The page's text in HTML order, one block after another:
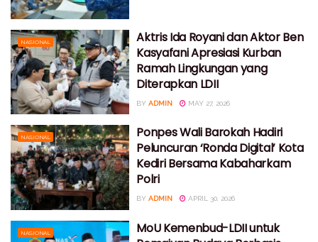
NASIONAL
Aktris Ida Royani dan Aktor Ben
Kasyafani Apresiasi Kurban
Ramah Lingkungan yang
Diterapkan LDII
BY ADMIN MAY 27, 2026
NASIONAL
Ponpes Wali Barokah Hadiri
Peluncuran ‘Ronda Digital’ Kota
Kediri Bersama Kabaharkam
Polri
BY ADMIN APRIL 30, 2026
NASIONAL
MoU Kemenbud-LDII untuk